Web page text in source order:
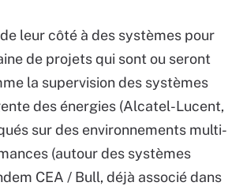
leur côté à des systèmes pour
de projets qui sont ou seront
la supervision des systèmes
des énergies (Alcatel-Lucent,
sur des environnements multi-
(autour des systèmes
CEA / Bull, déjà associé dans